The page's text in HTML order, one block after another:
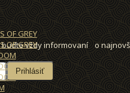
OF GREY
OF GREYvždy informovaní o
Prihlásiť